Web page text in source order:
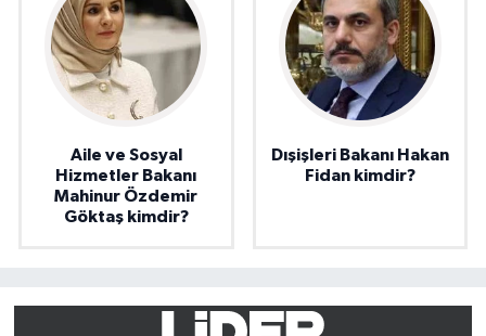
Aile ve Sosyal
Hizmetler Bakanı
Mahinur Özdemir
Göktaş kimdir?
Dışişleri Bakanı Hakan
Fidan kimdir?